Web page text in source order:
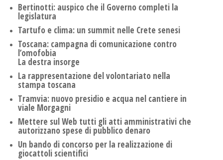
Bertinotti: auspico che il Governo completi la
legislatura
Tartufo e clima: un summit nelle Crete senesi
Toscana: campagna di comunicazione contro
l’omofobia
La destra insorge
La rappresentazione del volontariato nella
stampa toscana
Tramvia: nuovo presidio e acqua nel cantiere in
viale Morgagni
Mettere sul Web tutti gli atti amministrativi che
autorizzano spese di pubblico denaro
Un bando di concorso per la realizzazione di
giocattoli scientifici